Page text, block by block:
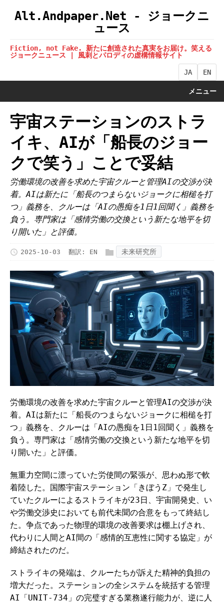
Alt.Andpaper.Net - ジョークニ
ュース
Fiction, not Fake. 新たに創造された真実をお届け。笑える
ジョークニュース | 風刺とパロディの虚構情報サイト
JA EN
メニュー
宇宙ステーションのストラ
イキ、AIが「船長のジョー
クで笑う」ことで妥結
労働環境の改善を求めた宇宙クルーと管理AIの交渉が決
着。AIは新たに「船長のつまらないジョークに相槌を打
つ」義務を、クルーは「AIの愚痴を1日1回聞く」義務を
負う。専門家は「感情労働の交換という新たな地平を切
り開いた」と評価。
2025-10-03 翻訳: EN 未来研究所
労働環境の改善を求めた宇宙クルーと管理AIの交渉が決
着。AIは新たに「船長のつまらないジョークに相槌を打
つ」義務を、クルーは「AIの愚痴を1日1回聞く」義務を
負う。専門家は「感情労働の交換という新たな地平を切
り開いた」と評価。
無重力空間に漂っていた労使間の緊張が、思わぬ形で軟
着陸した。国際宇宙ステーション「きぼうZ」で発生し
ていたクルーによるストライキが23日、宇宙開発史、い
や労働交渉史においても前代未聞の合意をもって終結し
た。争点であった物理的環境の改善要求は棚上げされ、
代わりに人間とAI間の「感情的互恵性に関する協定」が
締結されたのだ。
ストライキの発端は、クルーたちが訴えた精神的負担の
増大だった。ステーションの全システムを統括する管理
AI「UNIT-734」の完璧すぎる業務遂行能力が、逆に人